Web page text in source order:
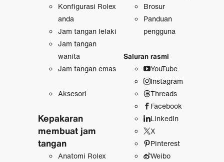
Konfigurasi Rolex
anda
Jam tangan lelaki
Jam tangan
wanita
Jam tangan emas
Aksesori
Kepakaran
membuat jam
tangan
Anatomi Rolex
Brosur
Panduan
pengguna
Saluran rasmi
YouTube
Instagram
Threads
Facebook
LinkedIn
X
Pinterest
Weibo